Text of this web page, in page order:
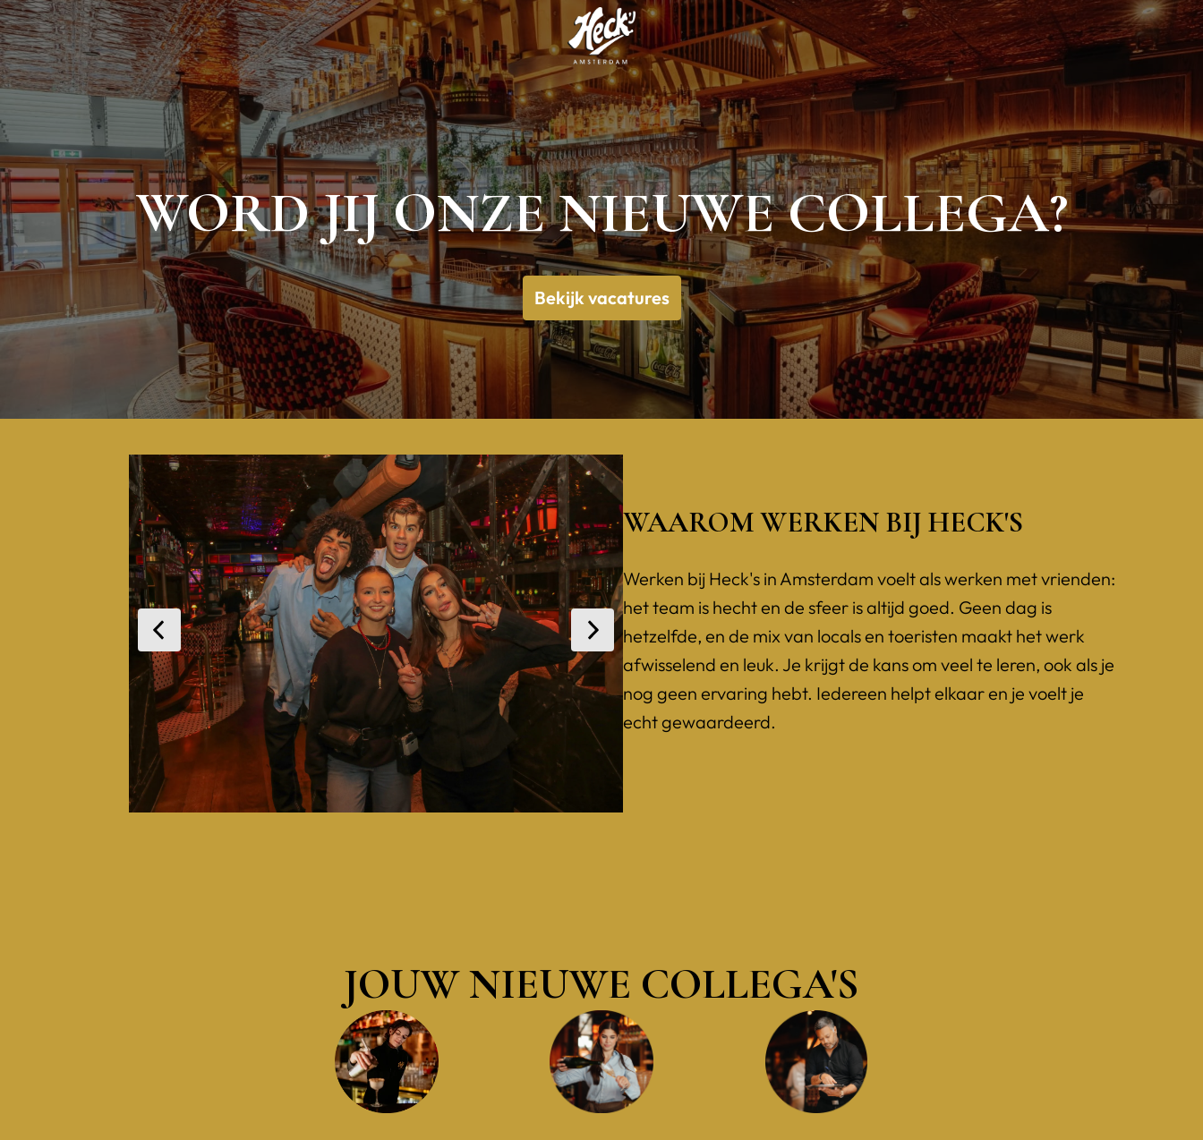
Skip
to
content
Homepage
WORD JIJ ONZE NIEUWE COLLEGA?
Bekijk vacatures
WAAROM WERKEN BIJ HECK'S
Werken bij Heck's in Amsterdam voelt als werken met vrienden:
het team is hecht en de sfeer is altijd goed. Geen dag is
hetzelfde, en de mix van locals en toeristen maakt het werk
afwisselend en leuk. Je krijgt de kans om veel te leren, ook als je
nog geen ervaring hebt. Iedereen helpt elkaar en je voelt je
JOUW NIEUWE COLLEGA'S